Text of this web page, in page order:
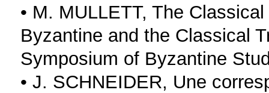
• M. MULLETT, The
Byzantine and the Classical
Symposium of Byzantine
• J. SCHNEIDER, Une